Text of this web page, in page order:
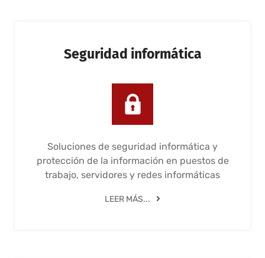
Seguridad informática
Soluciones de seguridad informática y
protección de la información en puestos de
trabajo, servidores y redes informáticas
LEER MÁS...